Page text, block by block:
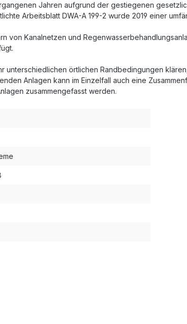
Jahren aufgrund der gestiegenen
Arbeitsblatt DWA-A 199-2 wurde 2019 einer
von Kanalnetzen und
unterschiedlichen örtlichen Randbedingungen
Anlagen kann im Einzelfall auch eine
zusammengefasst werden.